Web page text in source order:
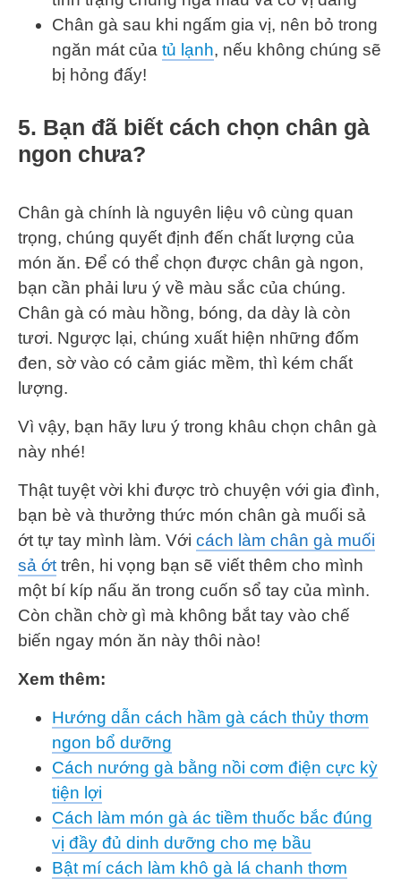
Chân gà sau khi ngấm gia vị, nên bỏ trong
ngăn mát của tủ lạnh, nếu không chúng sẽ
bị hỏng đấy!
5. Bạn đã biết cách chọn chân gà
ngon chưa?
Chân gà chính là nguyên liệu vô cùng quan
trọng, chúng quyết định đến chất lượng của
món ăn. Để có thể chọn được chân gà ngon,
bạn cần phải lưu ý về màu sắc của chúng.
Chân gà có màu hồng, bóng, da dày là còn
tươi. Ngược lại, chúng xuất hiện những đốm
đen, sờ vào có cảm giác mềm, thì kém chất
lượng.
Vì vậy, bạn hãy lưu ý trong khâu chọn chân gà
này nhé!
Thật tuyệt vời khi được trò chuyện với gia đình,
bạn bè và thưởng thức món chân gà muối sả
ớt tự tay mình làm. Với cách làm chân gà muối
sả ớt trên, hi vọng bạn sẽ viết thêm cho mình
một bí kíp nấu ăn trong cuốn sổ tay của mình.
Còn chần chờ gì mà không bắt tay vào chế
biến ngay món ăn này thôi nào!
Xem thêm:
Hướng dẫn cách hầm gà cách thủy thơm
ngon bổ dưỡng
Cách nướng gà bằng nồi cơm điện cực kỳ
tiện lợi
Cách làm món gà ác tiềm thuốc bắc đúng
vị đầy đủ dinh dưỡng cho mẹ bầu
Bật mí cách làm khô gà lá chanh thơm